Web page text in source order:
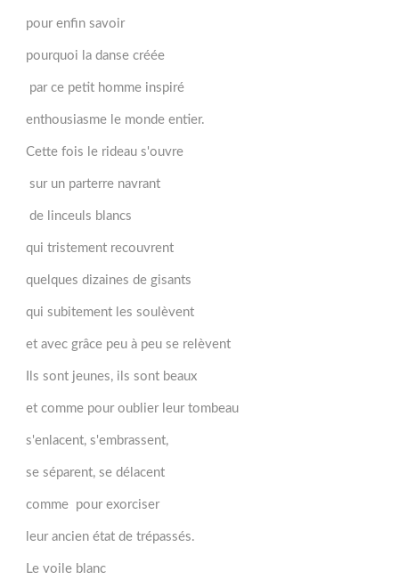
pour enfin savoir
pourquoi la danse créée
par ce petit homme inspiré
enthousiasme le monde entier.
Cette fois le rideau s'ouvre
sur un parterre navrant
de linceuls blancs
qui tristement recouvrent
quelques dizaines de gisants
qui subitement les soulèvent
et avec grâce peu à peu se relèvent
Ils sont jeunes, ils sont beaux
et comme pour oublier leur tombeau
s'enlacent, s'embrassent,
se séparent, se délacent
comme pour exorciser
leur ancien état de trépassés.
Le voile blanc